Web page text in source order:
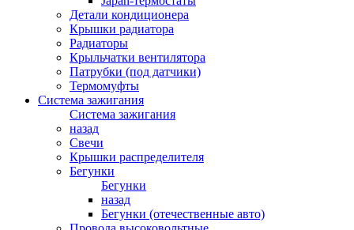
Детали кондиционера
Крышки радиатора
Радиаторы
Крыльчатки вентилятора
Патрубки (под датчики)
Термомуфты
Система зажигания
Система зажигания
назад
Свечи
Крышки распределителя
Бегунки
Бегунки
назад
Бегунки (отечественные авто)